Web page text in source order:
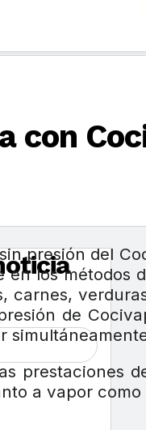
con
presión del
en los métodos
carnes,
de
prestaciones
a vapor